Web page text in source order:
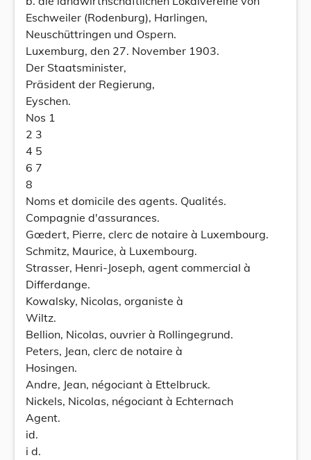
Eschweiler (Rodenburg), Harlingen,
Neuschüttringen und Ospern.
Luxemburg, den 27. November 1903.
Der Staatsminister,
Präsident der Regierung,
Eyschen.
Nos 1
2 3
4 5
6 7
8
Noms et domicile des agents. Qualités.
Compagnie d'assurances.
Gœdert, Pierre, clerc de notaire à Luxembourg.
Schmitz, Maurice, à Luxembourg.
Strasser, Henri-Joseph, agent commercial à
Differdange.
Kowalsky, Nicolas, organiste à
Wiltz.
Bellion, Nicolas, ouvrier à Rollingegrund.
Peters, Jean, clerc de notaire à
Hosingen.
Andre, Jean, négociant à Ettelbruck.
Nickels, Nicolas, négociant à Echternach
Agent.
id.
i d.